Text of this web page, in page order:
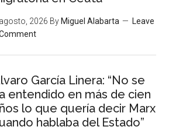
2026 By Miguel Alabarta
Leave
García Linera: “No se
entendido en más de cien
lo que quería decir Marx
hablaba del Estado”